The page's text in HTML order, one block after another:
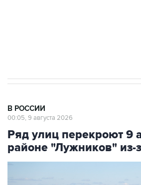
В РОССИИ
00:05, 9 августа 2026
Ряд улиц перекроют 9
районе "Лужников" из-